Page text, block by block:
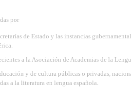
por
de Estado y las instancias
a la Asociación de Academias de la
y de cultura públicas o privadas,
a la literatura en lengua española.